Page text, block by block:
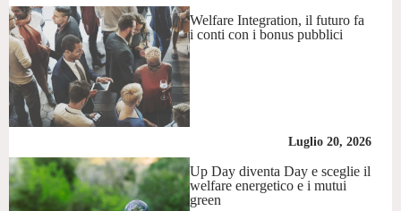
Welfare Integration, il futuro fa
i conti con i bonus pubblici
Luglio 20, 2026
Up Day diventa Day e sceglie il
welfare energetico e i mutui
green